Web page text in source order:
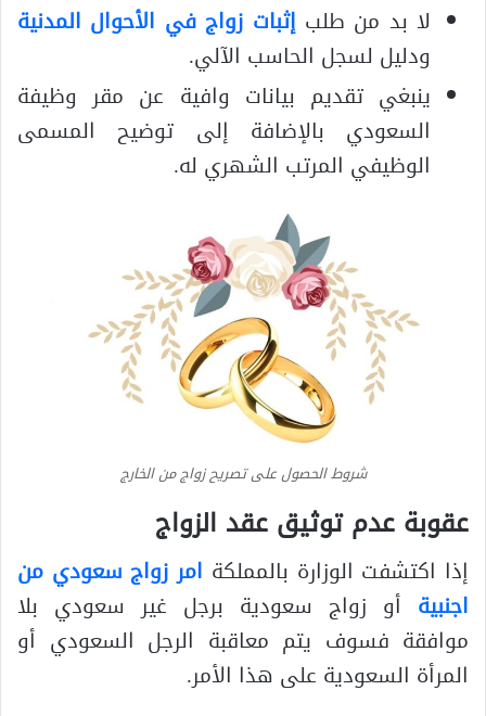
لا بد من طلبإثبات زواج في الأحوال المدنية
ودليل لسجل الحاسب الآلي.
ينبغي تقديم بيانات وافية عن مقر وظيفة
السعودي بالإضافة إلى توضيح المسمى
الوظيفي المرتب الشهري له.
شروط الحصول على تصريح زواج من الخارج
عقوبة عدم توثيق عقد الزواج
إذا اكتشفت الوزارة بالمملكة امر زواج سعودي من
اجنبية أو زواج سعودية برجل غير سعودي بلا
موافقة فسوف يتم معاقبة الرجل السعودي أو
المرأة السعودية على هذا الأمر.